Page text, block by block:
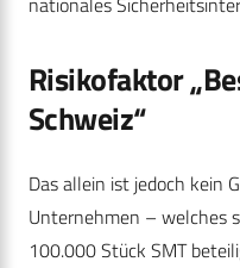
Risikofaktor
Schweiz“
Das allein ist jedoch kein
Unternehmen – welches
100.000 Stück SMT